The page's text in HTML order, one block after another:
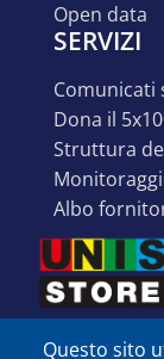
open data
SERVIZI
dona il
struttura
albo
Questo sito